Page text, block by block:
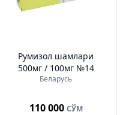
Румизол шамлари
500мг / 100мг №14
Беларусь
110 000 СЎМ